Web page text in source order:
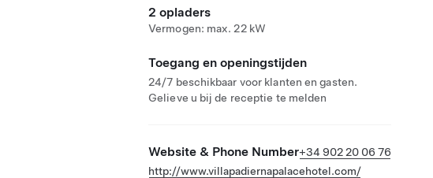
2 opladers
Vermogen: max. 22 kW
Toegang en openingstijden
24/7 beschikbaar voor klanten en gasten.
Gelieve u bij de receptie te melden
Website & Phone Number+34 902 20 06 76
http://www.villapadiernapalacehotel.com/